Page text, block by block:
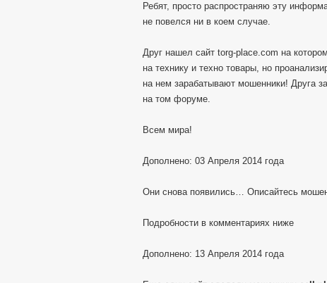
Ребят, просто распространяю эту
не повелся ни в коем случае.
Друг нашел сайт torg-place.com на
на технику и техно товары, но
на нем зарабатывают мошенники! Друга
на том форуме.
Всем мира!
Дополнено: 03 Апреля 2014 года
Они снова появились… Описайтесь
Подробности в комментариях ниже
Дополнено: 13 Апреля 2014 года